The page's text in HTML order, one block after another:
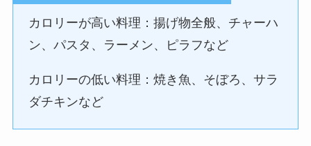
カロリーが高い料理：揚げ物全般、チャーハ
ン、パスタ、ラーメン、ピラフなど
カロリーの低い料理：焼き魚、そぼろ、サラ
ダチキンなど